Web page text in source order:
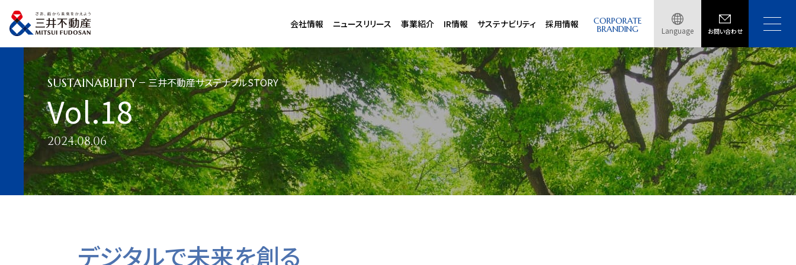
会社情報 ニュースリリース 事業紹介 IR情報 サステナビリティ 採用情報 CORPORATE
BRANDING Language お問い合わせ
トップページ サステナビリティ
SUSTAINABILITY 三井不動産サステナブルSTORY
Vol.18
2024.08.06
デジタルで未来を創る